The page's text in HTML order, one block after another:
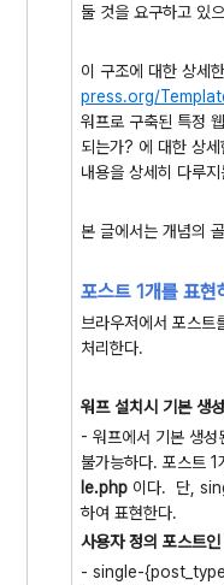
둘 것을 요구하고 있
이 구조에 대한 상
press.org/
워프로 구축된 특정
되는가? 에 대한 상
내용을 상세히 다루
본 글에서는 개념의
포스트 1개를 표현
브라우저에서 포스트
처리한다.
워프 설치시 기본 생
- 워프에서 기본 생성
불가능하다. 포스트
le.php 이다. 단,
하여 표현한다.
사용자 정의 포스트
- single-